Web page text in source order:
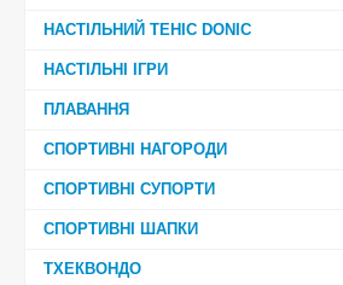
НАСТІЛЬНИЙ ТЕНІС DONIC
НАСТІЛЬНІ ІГРИ
ПЛАВАННЯ
СПОРТИВНІ НАГОРОДИ
СПОРТИВНІ СУПОРТИ
СПОРТИВНІ ШАПКИ
ТХЕКВОНДО